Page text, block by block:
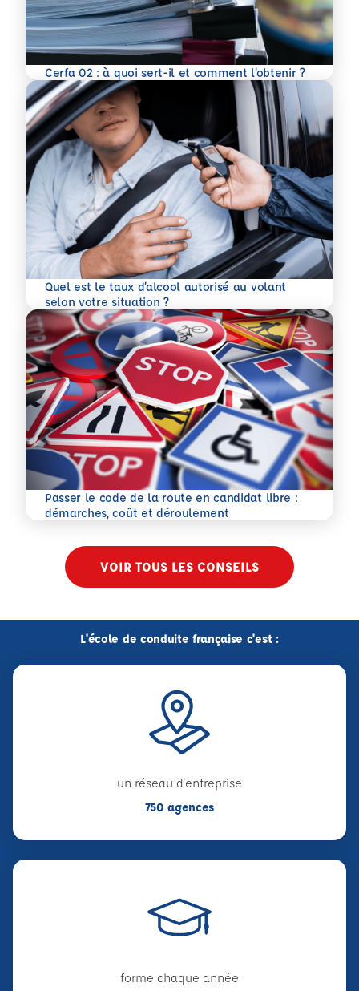
Cerfa 02 : à quoi sert-il et comment l’obtenir ?
En savoir plus
Quel est le taux d’alcool autorisé au volant
selon votre situation ?
En savoir plus
Passer le code de la route en candidat libre :
démarches, coût et déroulement
En savoir plus
VOIR TOUS LES CONSEILS
L'école de conduite française c'est :
un réseau d'entreprise
750 agences
forme chaque année